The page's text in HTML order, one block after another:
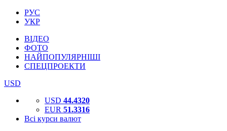
РУС
УКР
ВІДЕО
ФОТО
НАЙПОПУЛЯРНІШІ
СПЕЦПРОЕКТИ
USD
USD 44.4320
EUR 51.3316
Всі курси валют